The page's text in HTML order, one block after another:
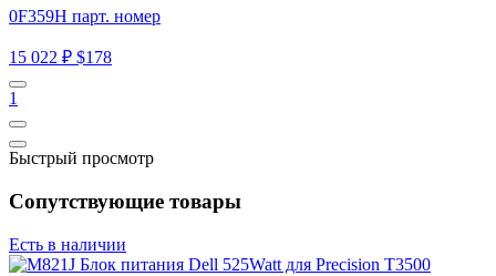
0F359H парт. номер
15 022 ₽ $178
1
Быстрый просмотр
Сопутствующие товары
Есть в наличии